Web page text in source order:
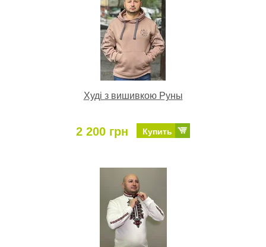
Худі з вишивкою Руны
2 200 грн Купить